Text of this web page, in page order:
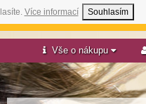
Více informací Souhlasím
Vše o nákupu